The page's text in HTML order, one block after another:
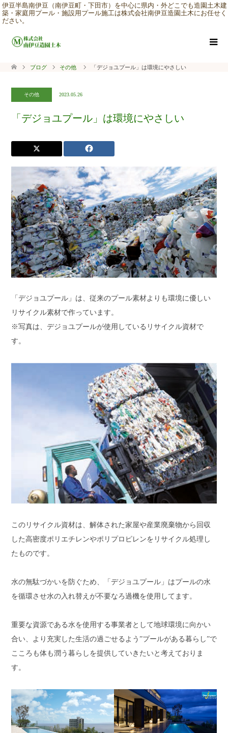
伊豆半島南伊豆（南伊豆町・下田市）を中心に県内・外どこでも造園土木建
築・家庭用プール・施設用プール施工は株式会社南伊豆造園土木にお任せく
ださい。
ブログ その他 「デジョユプール」は環境にやさしい
その他 2023.05.26
「デジョユプール」は環境にやさしい
「デジョユプール」は、従来のプール素材よりも環境に優しい
リサイクル素材で作っています。
※写真は、デジョユプールが使用しているリサイクル資材で
す。
このリサイクル資材は、解体された家屋や産業廃棄物から回収
した高密度ポリエチレンやポリプロピレンをリサイクル処理し
たものです。
水の無駄づかいを防ぐため、「デジョユプール」はプールの水
を循環させ水の入れ替えが不要なろ過機を使用してます。
重要な資源である水を使用する事業者として地球環境に向かい
合い、より充実した生活の過ごせるよう”プールがある暮らし”で
こころも体も潤う暮らしを提供していきたいと考えておりま
す。